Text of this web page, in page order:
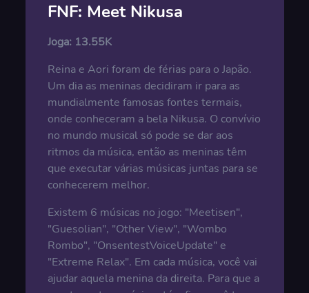
FNF: Meet Nikusa
Joga: 13.55K
Reina e Aori foram de férias para o Japão.
Um dia as meninas decidiram ir para as
mundialmente famosas fontes termais,
onde conheceram a bela Nikusa. O convívio
no mundo musical só pode se dar aos
ritmos da música, então as meninas têm
que executar várias músicas juntas para se
conhecerem melhor.
Existem 6 músicas no jogo: "Meetisen",
"Guesolian", "Other View", "Wombo
Rombo", "OnsentestVoiceUpdate" e
"Extreme Relax". Em cada música, você vai
ajudar aquela menina da direita. Para que a